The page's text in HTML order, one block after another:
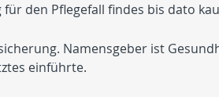
den Pflegefall findes bis dato
Namensgeber ist
einführte.